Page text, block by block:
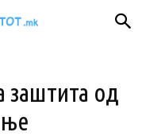
заштита од